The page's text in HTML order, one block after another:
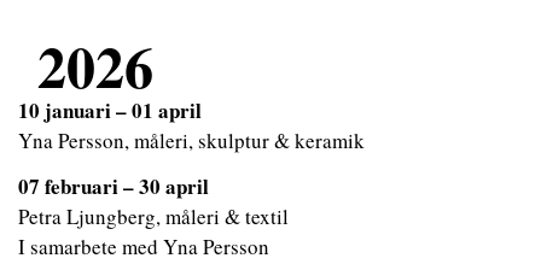
2026
10 januari –01 april
Yna Persson, måleri, skulptur & keramik
07 februari – 30 april
Petra Ljungberg, måleri & textil
I samarbete med Yna Persson